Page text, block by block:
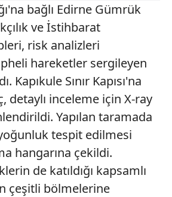
bağlı Edirne Gümrük
ve İstihbarat
risk analizleri
hareketler sergileyen
Kapıkule Sınır Kapısı'na
detaylı inceleme için X-ray
Yapılan taramada
tespit edilmesi
hangarına çekildi.
de katıldığı kapsamlı
çeşitli bölmelerine